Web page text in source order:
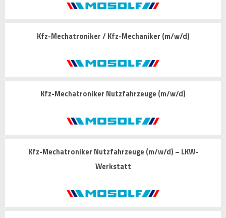
Kfz-Mechatroniker / Kfz-Mechaniker (m/w/d)
Kfz-Mechatroniker Nutzfahrzeuge (m/w/d)
Kfz-Mechatroniker Nutzfahrzeuge (m/w/d) – LKW-
Werkstatt